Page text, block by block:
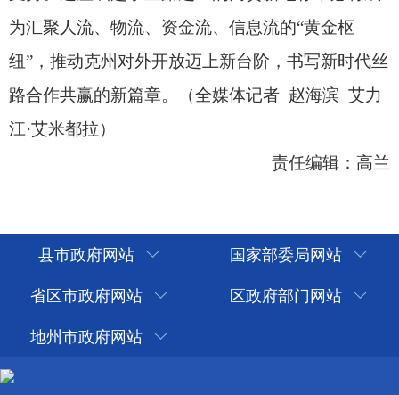
县市政府网站
国家部委局网站
省区市政府网站
区政府部门网站
地州市政府网站